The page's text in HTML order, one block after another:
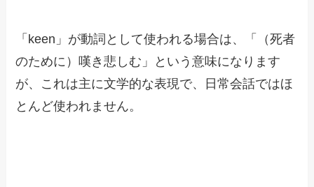
「keen」が動詞として使われる場合は、「（死者
のために）嘆き悲しむ」という意味になります
が、これは主に文学的な表現で、日常会話ではほ
とんど使われません。